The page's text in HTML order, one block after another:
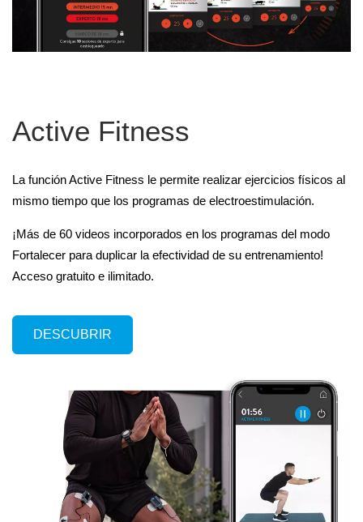
Active Fitness
La función Active Fitness le permite realizar ejercicios físicos al
mismo tiempo que los programas de electroestimulación.
¡Más de 60 videos incorporados en los programas del modo
Fortalecer para duplicar la efectividad de su entrenamiento!
Acceso gratuito e ilimitado.
DESCUBRIR